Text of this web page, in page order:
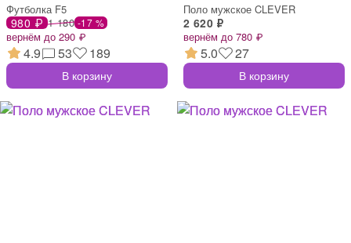
Футболка F5
980 ₽ 1 180 -17 %
вернём до 290 ₽
4.9 53 189
В корзину
Поло мужское CLEVER
2 620 ₽
вернём до 780 ₽
5.0 27
В корзину